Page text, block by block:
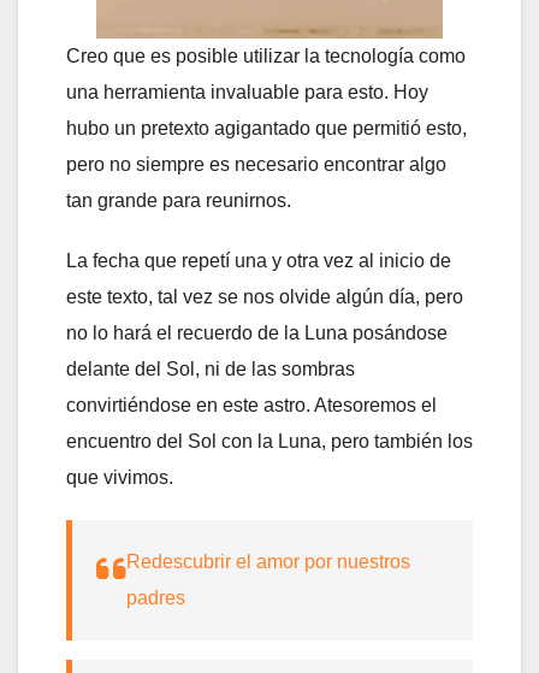
Creo que es posible utilizar la tecnología como
una herramienta invaluable para esto. Hoy
hubo un pretexto agigantado que permitió esto,
pero no siempre es necesario encontrar algo
tan grande para reunirnos.
La fecha que repetí una y otra vez al inicio de
este texto, tal vez se nos olvide algún día, pero
no lo hará el recuerdo de la Luna posándose
delante del Sol, ni de las sombras
convirtiéndose en este astro. Atesoremos el
encuentro del Sol con la Luna, pero también los
que vivimos.
Redescubrir el amor por nuestros
padres